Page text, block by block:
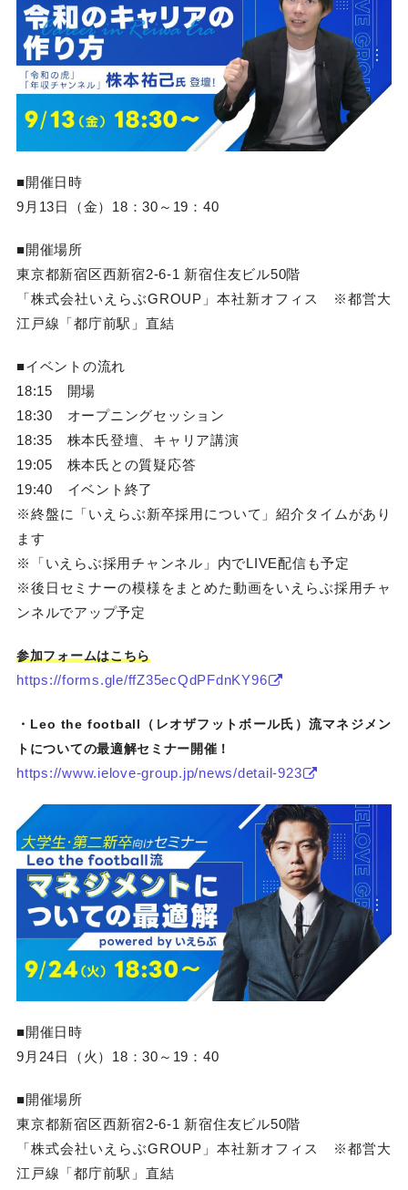
■開催日時
9月13日（金）18：30～19：40
■開催場所
東京都新宿区西新宿2-6-1 新宿住友ビル50階
「株式会社いえらぶGROUP」本社新オフィス ※都営大
江戸線「都庁前駅」直結
■イベントの流れ
18:15 開場
18:30 オープニングセッション
18:35 株本氏登壇、キャリア講演
19:05 株本氏との質疑応答
19:40 イベント終了
※終盤に「いえらぶ新卒採用について」紹介タイムがあり
ます
※「いえらぶ採用チャンネル」内でLIVE配信も予定
※後日セミナーの模様をまとめた動画をいえらぶ採用チャ
ンネルでアップ予定
参加フォームはこちら
https://forms.gle/ffZ35ecQdPFdnKY96
・Leo the football（レオザフットボール氏）流マネジメン
トについての最適解セミナー開催！
https://www.ielove-group.jp/news/detail-923
■開催日時
9月24日（火）18：30～19：40
■開催場所
東京都新宿区西新宿2-6-1 新宿住友ビル50階
「株式会社いえらぶGROUP」本社新オフィス ※都営大
江戸線「都庁前駅」直結